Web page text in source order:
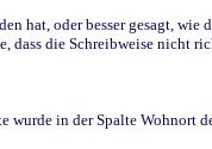
oder besser gesagt, wie
die Schreibweise nicht
in der Spalte Wohnort